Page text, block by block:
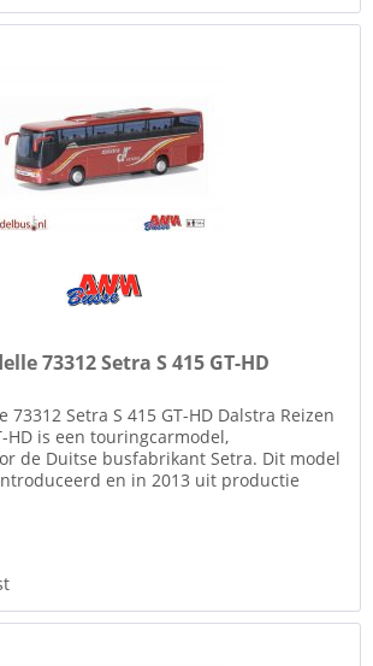
73312 Setra S 415 GT-HD
73312 Setra S 415 GT-HD Dalstra Reizen
HD is een touringcarmodel,
de Duitse busfabrikant Setra. Dit model
en in 2013 uit productie